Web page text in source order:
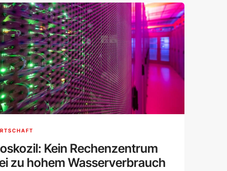
Kein Rechenzentrum
zu hohem Wasserverbrauch